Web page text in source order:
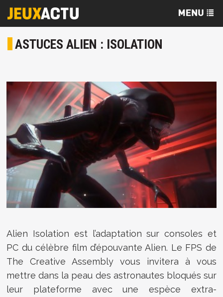
ASTUCES ALIEN : ISOLATION
Alien Isolation est l’adaptation sur consoles et
PC du célèbre film d’épouvante Alien. Le FPS de
The Creative Assembly vous invitera à vous
mettre dans la peau des astronautes bloqués sur
leur plateforme avec une espèce extra-